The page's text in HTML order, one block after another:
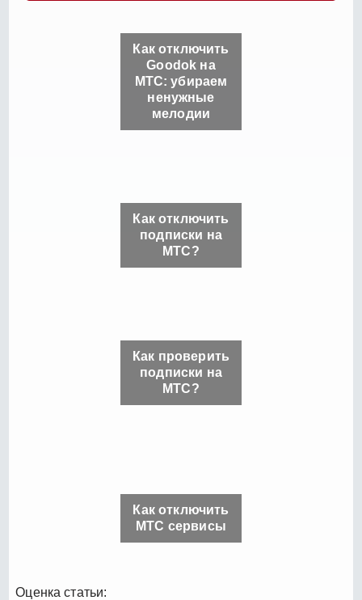
Как отключить
Goodok на
МТС: убираем
ненужные
мелодии
Как отключить
подписки на
МТС?
Как проверить
подписки на
МТС?
Как отключить
МТС сервисы
Оценка статьи: